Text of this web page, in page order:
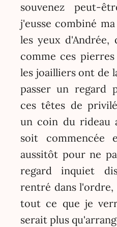
souvenez peut-
j'eusse combiné
les yeux
comme ces
les joailliers ont de
passer un regard
ces têtes de
un coin du rideau
soit commencée
aussitôt pour ne
regard inquiet
rentré dans l'ordre,
tout ce que je
serait plus